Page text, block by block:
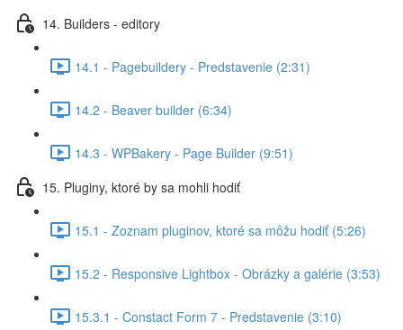
14. Builders - editory
14.1 - Pagebuildery - Predstavenie (2:31)
14.2 - Beaver builder (6:34)
14.3 - WPBakery - Page Builder (9:51)
15. Pluginy, ktoré by sa mohli hodiť
15.1 - Zoznam pluginov, ktoré sa môžu hodiť (5:26)
15.2 - Responsive Lightbox - Obrázky a galérie (3:53)
15.3.1 - Constact Form 7 - Predstavenie (3:10)